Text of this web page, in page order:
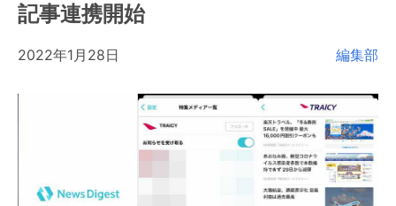
記事連携開始
2022年1月28日 編集部